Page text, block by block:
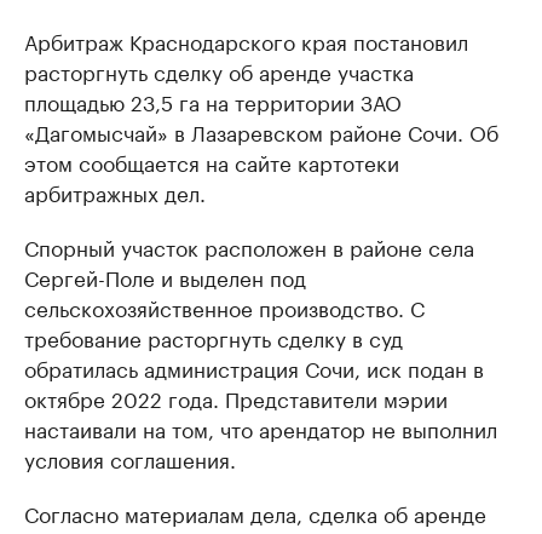
Арбитраж Краснодарского края постановил
расторгнуть сделку об аренде участка
площадью 23,5 га на территории ЗАО
«Дагомысчай» в Лазаревском районе Сочи. Об
этом сообщается на сайте картотеки
арбитражных дел.
Спорный участок расположен в районе села
Сергей-Поле и выделен под
сельскохозяйственное производство. С
требование расторгнуть сделку в суд
обратилась администрация Сочи, иск подан в
октябре 2022 года. Представители мэрии
настаивали на том, что арендатор не выполнил
условия соглашения.
Согласно материалам дела, сделка об аренде